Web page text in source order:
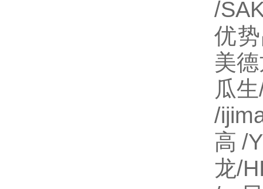
/
优
美
瓜
/
高/
龙/